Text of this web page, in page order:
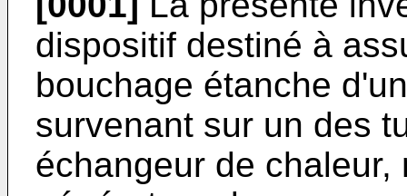
dispositif destiné à
bouchage étanche
survenant sur un des
échangeur de chaleur,